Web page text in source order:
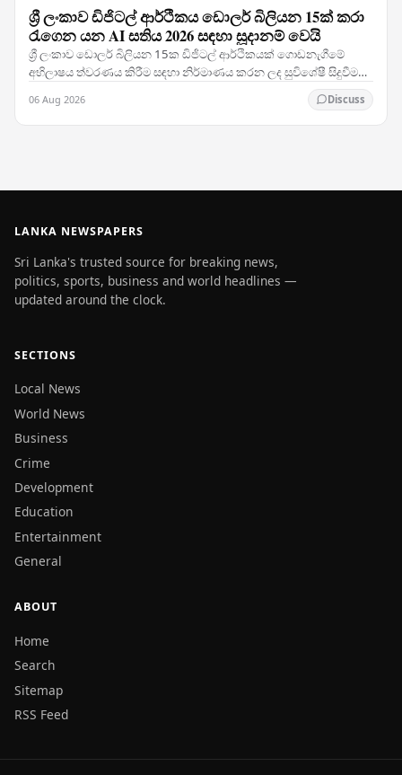
ශ්‍රී ලංකාව ඩිජිටල් ආර්ථිකය ඩොලර් බිලියන 15ක් කරා
රැගෙන යන AI සතිය 2026 සඳහා සූදානම් වෙයි
ශ්‍රී ලංකාව ඩොලර් බිලියන 15ක ඩිජිටල් ආර්ථිකයක් ගොඩනැගීමේ
අභිලාෂය ත්වරණය කිරීම සඳහා නිර්මාණය කරන ලද සුවිශේෂී සිදුවීමක්
06 Aug 2026 Discuss
LANKA NEWSPAPERS
Sri Lanka's trusted source for breaking news,
politics, sports, business and world headlines —
updated around the clock.
SECTIONS
Local News
World News
Business
Crime
Development
Education
Entertainment
General
ABOUT
Home
Search
Sitemap
RSS Feed